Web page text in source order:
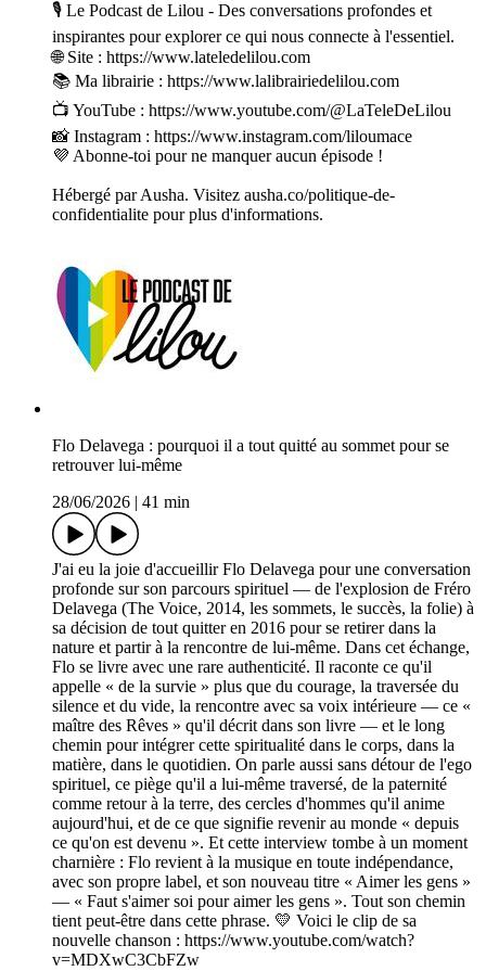
🎙️ Le Podcast de Lilou - Des conversations profondes et
inspirantes pour explorer ce qui nous connecte à l'essentiel.
🌐 Site : https://www.lateledelilou.com
📚 Ma librairie : https://www.lalibrairiedelilou.com
📺 YouTube : https://www.youtube.com/@LaTeleDeLilou
📸 Instagram : https://www.instagram.com/liloumace
💜 Abonne-toi pour ne manquer aucun épisode !
Hébergé par Ausha. Visitez ausha.co/politique-de-
confidentialite pour plus d'informations.
Flo Delavega : pourquoi il a tout quitté au sommet pour se
retrouver lui-même
28/06/2026
41 min
J'ai eu la joie d'accueillir Flo Delavega pour une conversation
profonde sur son parcours spirituel — de l'explosion de Fréro
Delavega (The Voice, 2014, les sommets, le succès, la folie) à
sa décision de tout quitter en 2016 pour se retirer dans la
nature et partir à la rencontre de lui-même. Dans cet échange,
Flo se livre avec une rare authenticité. Il raconte ce qu'il
appelle « de la survie » plus que du courage, la traversée du
silence et du vide, la rencontre avec sa voix intérieure — ce «
maître des Rêves » qu'il décrit dans son livre — et le long
chemin pour intégrer cette spiritualité dans le corps, dans la
matière, dans le quotidien. On parle aussi sans détour de l'ego
spirituel, ce piège qu'il a lui-même traversé, de la paternité
comme retour à la terre, des cercles d'hommes qu'il anime
aujourd'hui, et de ce que signifie revenir au monde « depuis
ce qu'on est devenu ». Et cette interview tombe à un moment
charnière : Flo revient à la musique en toute indépendance,
avec son propre label, et son nouveau titre « Aimer les gens »
— « Faut s'aimer soi pour aimer les gens ». Tout son chemin
tient peut-être dans cette phrase. 💛 Voici le clip de sa
nouvelle chanson : https://www.youtube.com/watch?
v=MDXwC3CbFZw